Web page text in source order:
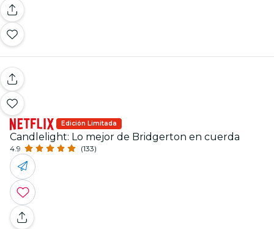
Edición Limitada
Candlelight: Lo mejor de Bridgerton en cuerda
4.9 (133)